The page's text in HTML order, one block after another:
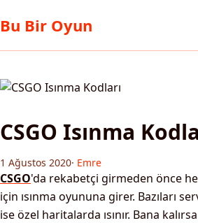
Bu Bir Oyun
CSGO Isınma
1 Ağustos 2020· Emre
CSGO'da rekabetçi girmeden önce
için ısınma oyununa girer. Bazıları
ise özel haritalarda ısınır. Bana